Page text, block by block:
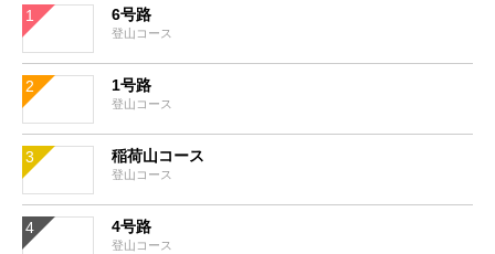
6号路
登山コース
1号路
登山コース
稲荷山コース
登山コース
4号路
登山コース